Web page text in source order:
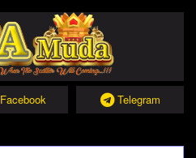
Facebook Telegram